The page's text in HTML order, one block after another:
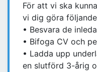
För att vi ska
vi dig göra
• Besvara de
• Bifoga CV och
• Ladda upp
en slutförd 3-årig